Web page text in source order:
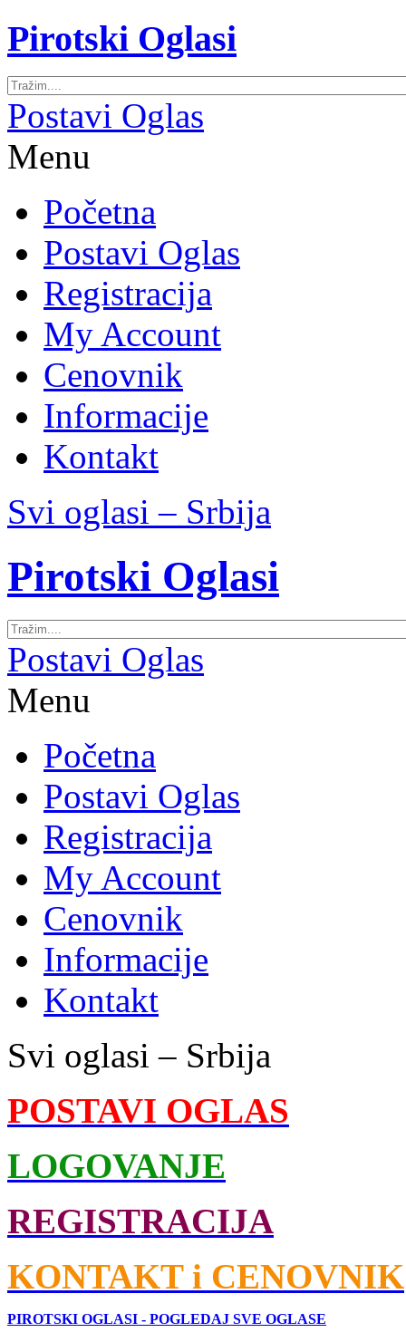
Pirotski Oglasi
Postavi Oglas
Menu
Početna
Postavi Oglas
Registracija
My Account
Cenovnik
Informacije
Kontakt
Svi oglasi – Srbija
Pirotski Oglasi
Postavi Oglas
Menu
Početna
Postavi Oglas
Registracija
My Account
Cenovnik
Informacije
Kontakt
Svi oglasi – Srbija
POSTAVI OGLAS
LOGOVANJE
REGISTRACIJA
KONTAKT i CENOVNIK
PIROTSKI OGLASI - POGLEDAJ SVE OGLASE